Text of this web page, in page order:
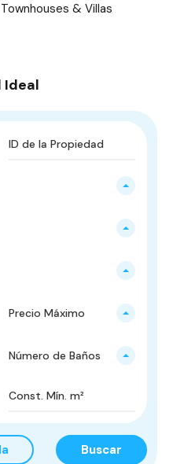
Townhouses & Villas
Ideal
Precio Máximo
Número de Baños
Buscar